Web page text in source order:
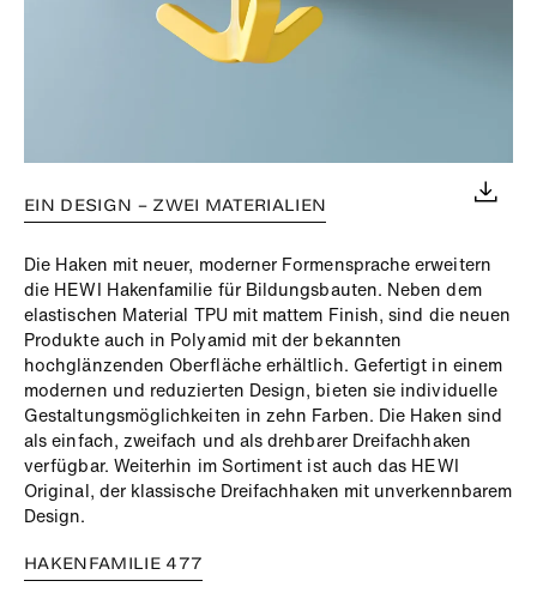
EIN DESIGN – ZWEI MATERIALIEN
Die Haken mit neuer, moderner Formensprache erweitern
die HEWI Hakenfamilie für Bildungsbauten. Neben dem
elastischen Material TPU mit mattem Finish, sind die neuen
Produkte auch in Polyamid mit der bekannten
hochglänzenden Oberfläche erhältlich. Gefertigt in einem
modernen und reduzierten Design, bieten sie individuelle
Gestaltungsmöglichkeiten in zehn Farben. Die Haken sind
als einfach, zweifach und als drehbarer Dreifachhaken
verfügbar. Weiterhin im Sortiment ist auch das HEWI
Original, der klassische Dreifachhaken mit unverkennbarem
Design.
HAKENFAMILIE 477